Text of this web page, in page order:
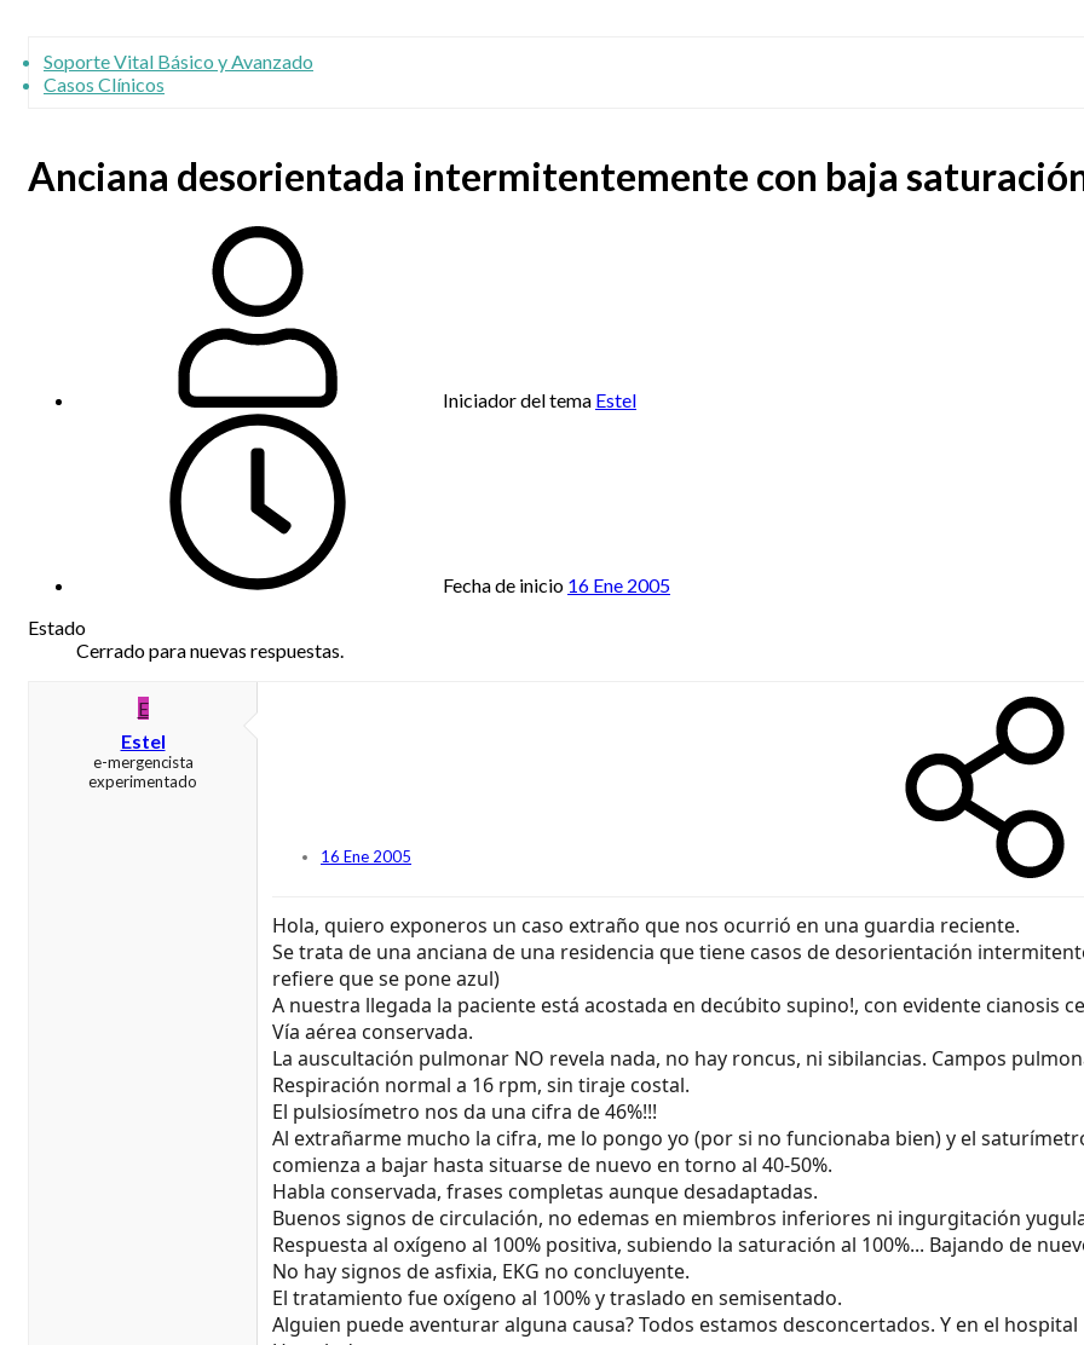
Soporte Vital Básico y Avanzado
Casos Clínicos
Anciana desorientada intermitentemente con baja
Iniciador del tema Estel
Fecha de inicio 16 Ene 2005
Estado
Cerrado para nuevas respuestas.
E
Estel
e-mergencista
experimentado
16 Ene 2005
Hola, quiero exponeros un caso extraño que nos ocurrió en una guardia reciente.
Se trata de una anciana de una residencia que tiene casos de desorientación
refiere que se pone azul)
A nuestra llegada la paciente está acostada en decúbito supino!, con evidente cianosis
Vía aérea conservada.
La auscultación pulmonar NO revela nada, no hay roncus, ni sibilancias. Campos
Respiración normal a 16 rpm, sin tiraje costal.
El pulsiosímetro nos da una cifra de 46%!!!
Al extrañarme mucho la cifra, me lo pongo yo (por si no funcionaba bien) y el
comienza a bajar hasta situarse de nuevo en torno al 40-50%.
Habla conservada, frases completas aunque desadaptadas.
Buenos signos de circulación, no edemas en miembros inferiores ni ingurgitación
Respuesta al oxígeno al 100% positiva, subiendo la saturación al 100%... Bajando de
No hay signos de asfixia, EKG no concluyente.
El tratamiento fue oxígeno al 100% y traslado en semisentado.
Alguien puede aventurar alguna causa? Todos estamos desconcertados. Y en el